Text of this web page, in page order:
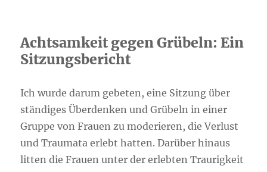
Achtsamkeit gegen Grübeln: Ein
Sitzungsbericht
Ich wurde darum gebeten, eine Sitzung über
ständiges Überdenken und Grübeln in einer
Gruppe von Frauen zu moderieren, die Verlust
und Traumata erlebt hatten. Darüber hinaus
litten die Frauen unter der erlebten Traurigkeit